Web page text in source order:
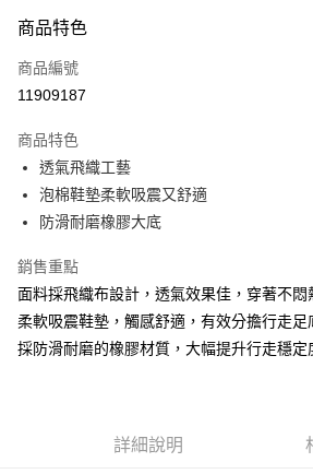
信用卡一次付款
LINE Pay
悠遊付
Google Pay
ATM付款
付款後門市自取
商品特色
商品編號
11909187
商品特色
透氣飛織工藝
泡棉鞋墊柔軟吸震又舒適
防滑耐磨橡膠大底
銷售重點
面料採飛織布設計，透氣效果佳，穿著不悶
柔軟吸震鞋墊，觸感舒適，有效分擔行走足
採防滑耐磨的橡膠材質，大幅提升行走穩定
詳細說明